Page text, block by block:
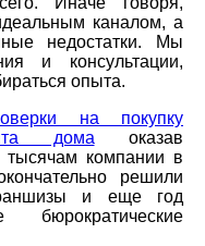
каналом, а
недостатки. Мы
и консультации,
опыта.
на покупку
дома оказав
тысячам компании в
решили
и еще год